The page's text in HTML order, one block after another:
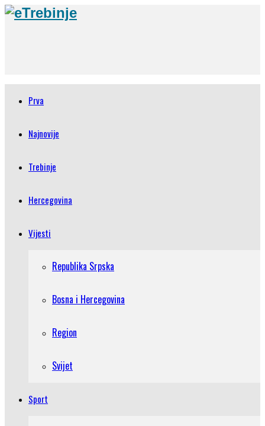
Prva
Najnovije
Trebinje
Hercegovina
Vijesti
Republika Srpska
Bosna i Hercegovina
Region
Svijet
Sport